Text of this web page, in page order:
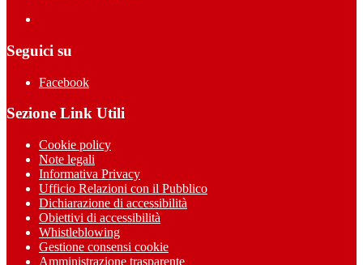
Seguici su
Facebook
Sezione Link Utili
Cookie policy
Note legali
Informativa Privacy
Ufficio Relazioni con il Pubblico
Dichiarazione di accessibilità
Obiettivi di accessibilità
Whistleblowing
Gestione consensi cookie
Amministrazione trasparente